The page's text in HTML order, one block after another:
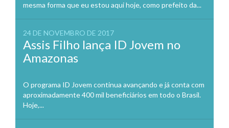
mesma forma que eu estou aqui hoje, como prefeito da...
24 DE NOVEMBRO DE 2017
Assis Filho lança ID Jovem no
Amazonas
O programa ID Jovem continua avançando e já conta com
aproximadamente 400 mil beneficiários em todo o Brasil.
Hoje,...